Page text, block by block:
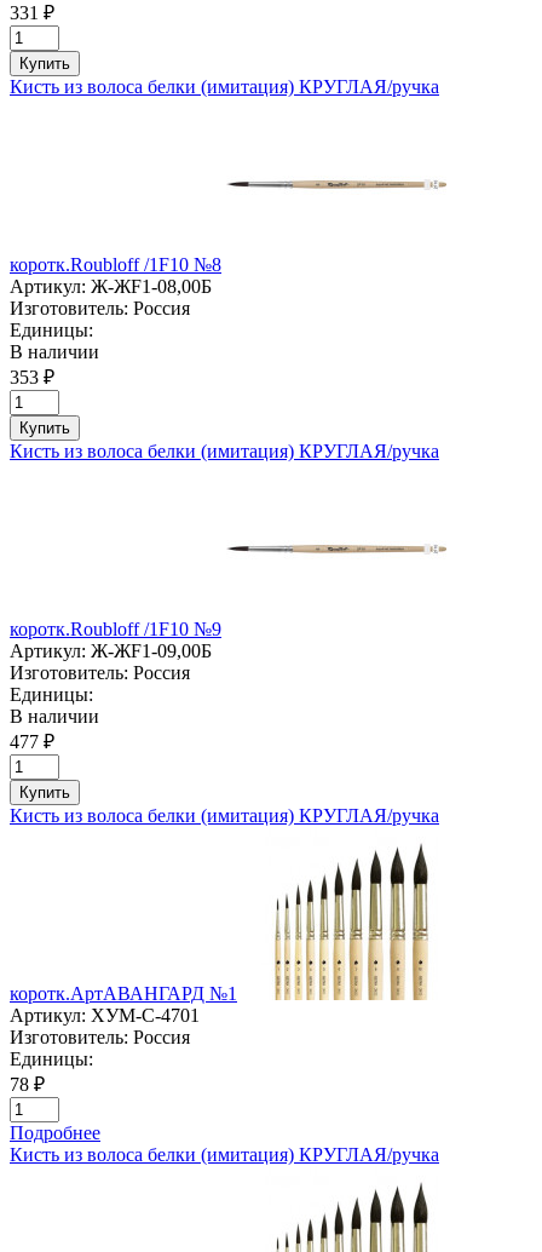
331 ₽
Купить
Кисть из волоса белки (имитация) КРУГЛАЯ/ручка
коротк.Roubloff /1F10 №8
Артикул: Ж-ЖF1-08,00Б
Изготовитель: Россия
Единицы:
В наличии
353 ₽
Купить
Кисть из волоса белки (имитация) КРУГЛАЯ/ручка
коротк.Roubloff /1F10 №9
Артикул: Ж-ЖF1-09,00Б
Изготовитель: Россия
Единицы:
В наличии
477 ₽
Купить
Кисть из волоса белки (имитация) КРУГЛАЯ/ручка
коротк.АртАВАНГАРД №1
Артикул: ХУМ-C-4701
Изготовитель: Россия
Единицы:
78 ₽
Подробнее
Кисть из волоса белки (имитация) КРУГЛАЯ/ручка